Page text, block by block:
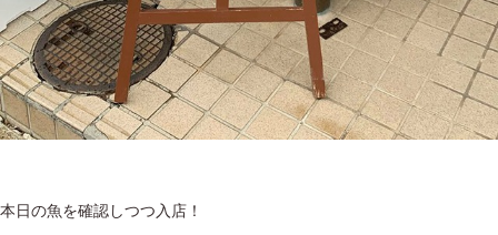
本日の魚を確認しつつ入店！